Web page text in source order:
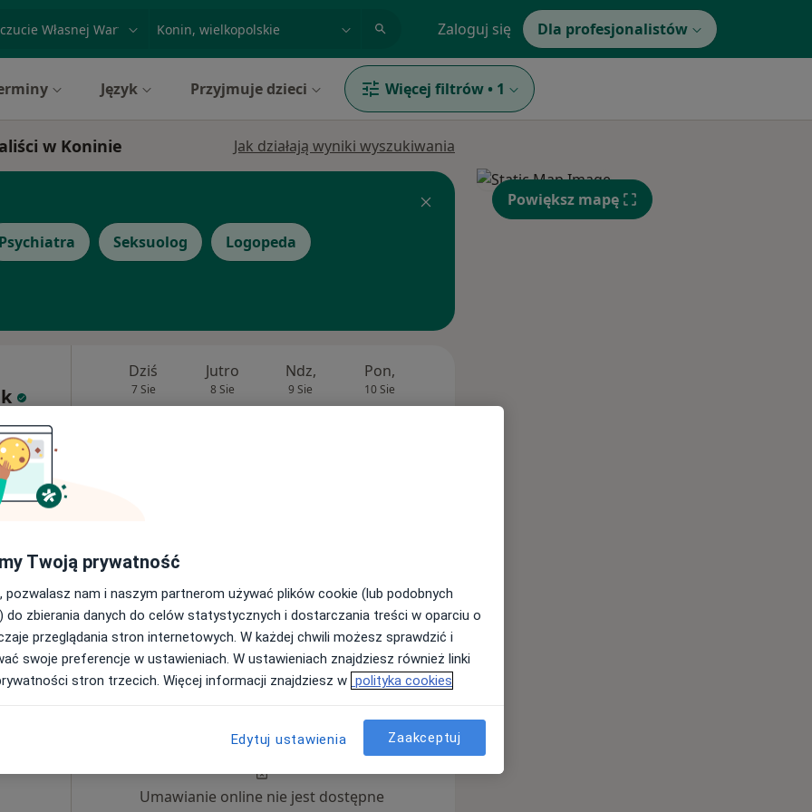
Zaloguj się Dla profesjonalistów
Język Przyjmuje dzieci Więcej filtrów • 1
w Koninie Jak działają wyniki wyszukiwania
Psychiatra Seksuolog Logopeda
250 zł
Dziś
7 Sie
Jutro
8 Sie
Ndz,
9 Sie
Pon,
10 Sie
8 Sie 9 Sie
Pon,
10 Sie
Wt,
11 Sie
Umawianie online nie jest dostępne
Powiększ mapę
Twoją prywatność
pozwalasz nam i naszym partnerom używać plików cookie (lub podobnych
do zbierania danych do celów statystycznych i dostarczania treści w oparciu o
przeglądania stron internetowych. W każdej chwili możesz sprawdzić i
swoje preferencje w ustawieniach. W ustawieniach znajdziesz również linki
stron trzecich. Więcej informacji znajdziesz w polityka cookies
Edytuj ustawienia Zaakceptuj